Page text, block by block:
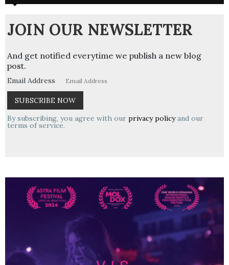
JOIN OUR NEWSLETTER
And get notified everytime we publish a new blog
post.
Email Address
By subscribing, you agree with our privacy policyand our
terms of service.